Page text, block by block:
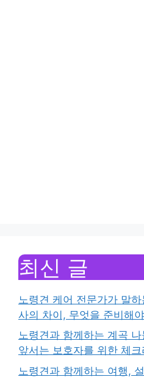
최신 글
노령견 케어 전문가가 말하
사의 차이, 무엇을 준비해
노령견과 함께하는 계곡
앞서는 보호자를 위한 체크
노령견과 함께하는 여행,